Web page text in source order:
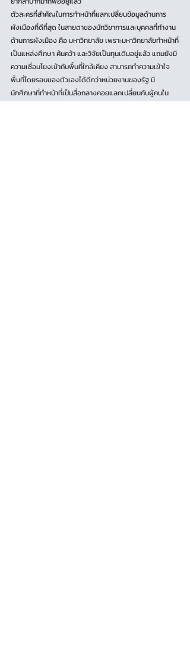
ตัวละครที่สำคัญในการทำหน้าที่แลกเปลี่ยนข้อมูลด้านการ
ผังเมืองที่ดีที่สุด ในสายตาของนักวิชาการและบุคคลที่ทำงาน
ด้านการผังเมือง คือ มหาวิทยาลัย เพราะมหาวิทยาลัยทำหน้าที่
เป็นแหล่งศึกษา ค้นคว้า และวิจัยเป็นทุนเดิมอยู่แล้ว แถมยังมี
ความเชื่อมโยงเข้ากับพื้นที่ใกล้เคียง สามารถทำความเข้าใจ
พื้นที่โดยรอบของตัวเองได้ดีกว่าหน่วยงานของรัฐ มี
นักศึกษาที่ทำหน้าที่เป็นสื่อกลางคอยแลกเปลี่ยนกับผู้คนใน